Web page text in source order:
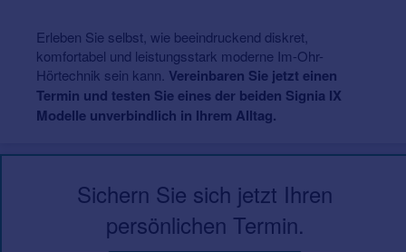
Erleben Sie selbst, wie beeindruckend diskret,
komfortabel und leistungsstark moderne Im-Ohr-
Hörtechnik sein kann. Vereinbaren Sie jetzt einen
Termin und testen Sie eines der beiden Signia IX
Modelle unverbindlich in Ihrem Alltag.
Sichern Sie sich jetzt Ihren
persönlichen Termin.